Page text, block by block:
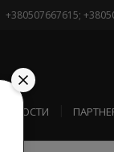
+380507667615;
НОВОСТИ